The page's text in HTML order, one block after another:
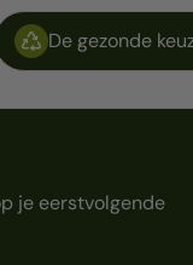
De gezonde
je eerstvolgende